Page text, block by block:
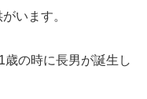
います。
の時に長男が誕生し